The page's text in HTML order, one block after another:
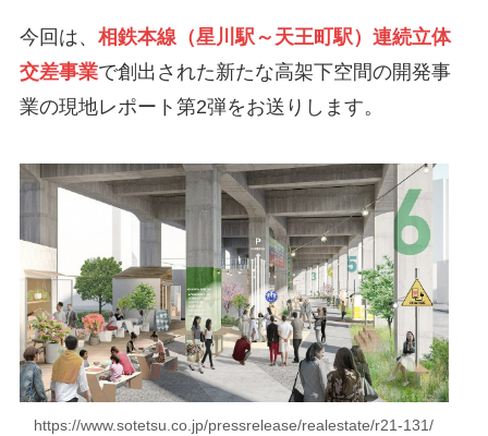
今回は、 相鉄本線（星川駅～天王町駅）連続立体
交差事業で創出された新たな高架下空間の開発事
業の現地レポート第2弾をお送りします。
https://www.sotetsu.co.jp/pressrelease/realestate/r21-131/